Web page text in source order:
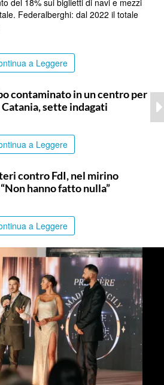
Federalberghi: dal 2022 il totale
a Leggere
contaminato in un centro per
sette indagati
a Leggere
contro FdI, nel mirino
hanno fatto nulla”
a Leggere